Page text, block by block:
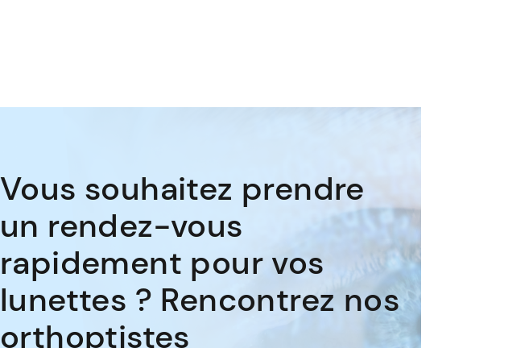
Vous souhaitez prendre
un rendez-vous
rapidement pour vos
lunettes ? Rencontrez nos
orthoptistes